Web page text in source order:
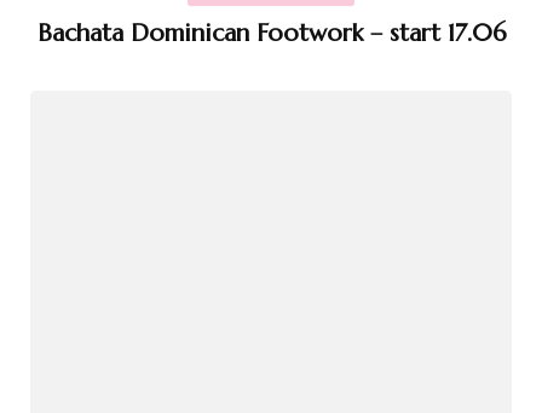
Bachata Dominican Footwork – start 17.06